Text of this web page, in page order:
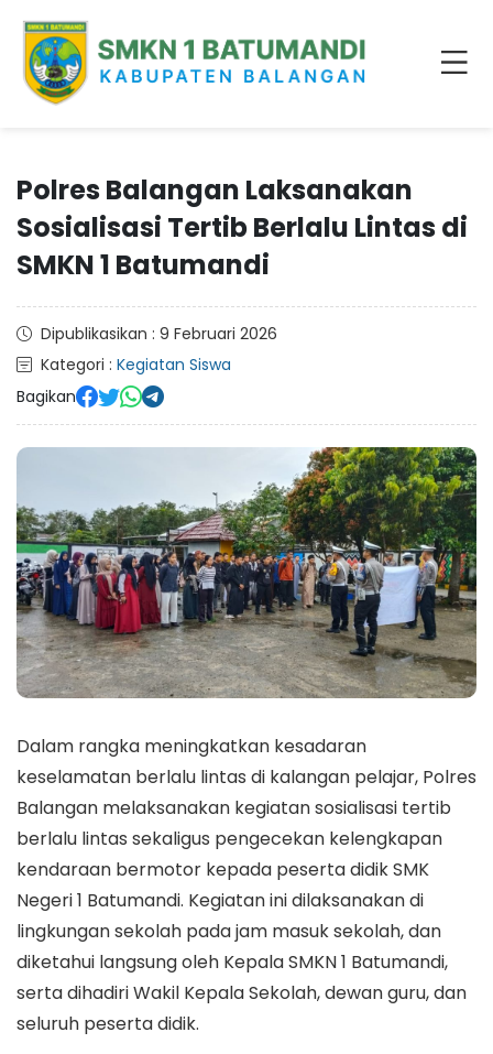
Polres Balangan Laksanakan
Sosialisasi Tertib Berlalu Lintas di
SMKN 1 Batumandi
Dipublikasikan : 9 Februari 2026
Kategori : Kegiatan Siswa
Bagikan
Dalam rangka meningkatkan kesadaran
keselamatan berlalu lintas di kalangan pelajar, Polres
Balangan melaksanakan kegiatan sosialisasi tertib
berlalu lintas sekaligus pengecekan kelengkapan
kendaraan bermotor kepada peserta didik SMK
Negeri 1 Batumandi. Kegiatan ini dilaksanakan di
lingkungan sekolah pada jam masuk sekolah, dan
diketahui langsung oleh Kepala SMKN 1 Batumandi,
serta dihadiri Wakil Kepala Sekolah, dewan guru, dan
seluruh peserta didik.